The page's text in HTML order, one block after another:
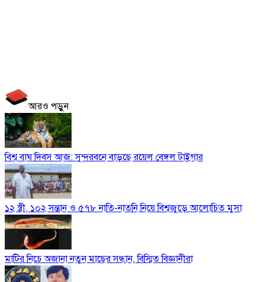
আরও পড়ুন
বিশ্ব বাঘ দিবস আজ: সুন্দরবনে বাড়ছে রয়েল বেঙ্গল টাইগার
১২ স্ত্রী, ১০২ সন্তান ও ৫৭৮ নাতি-নাতনি নিয়ে বিশ্বজুড়ে আলোচিত মুসা
মাটির নিচে অজানা নতুন মাছের সন্ধান, বিস্মিত বিজ্ঞানীরা